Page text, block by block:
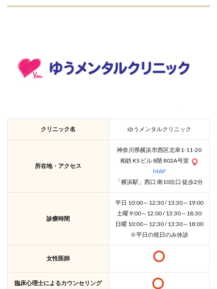
クリニック名 ゆうメンタルクリニック
所在地・アクセス
神奈川県横浜市西区北幸1-11-20
相鉄 KS ビル 8階 802A号室
MAP
「横浜駅」西口 南10出口 徒歩2分
診療時間
平日 10:00～12:30 / 13:30～19:00
土曜 9:00～12:00 / 13:30～18:30
日曜 10:00～12:30 / 13:30～18:00
※平日の祝日のみ休診
女性医師
臨床心理士によるカウンセリング